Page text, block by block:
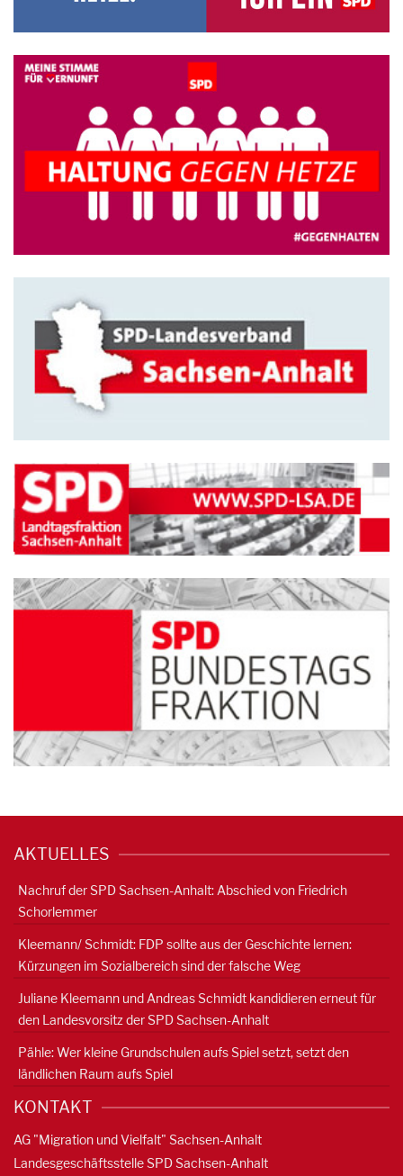
AKTUELLES
Nachruf der SPD Sachsen-Anhalt: Abschied von Friedrich
Schorlemmer
Kleemann/ Schmidt: FDP sollte aus der Geschichte lernen:
Kürzungen im Sozialbereich sind der falsche Weg
Juliane Kleemann und Andreas Schmidt kandidieren erneut für
den Landesvorsitz der SPD Sachsen-Anhalt
Pähle: Wer kleine Grundschulen aufs Spiel setzt, setzt den
ländlichen Raum aufs Spiel
KONTAKT
AG "Migration und Vielfalt" Sachsen-Anhalt
Landesgeschäftsstelle SPD Sachsen-Anhalt